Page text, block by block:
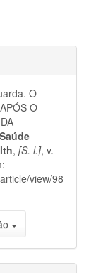
O
O
, [S. l.], v.
view/98